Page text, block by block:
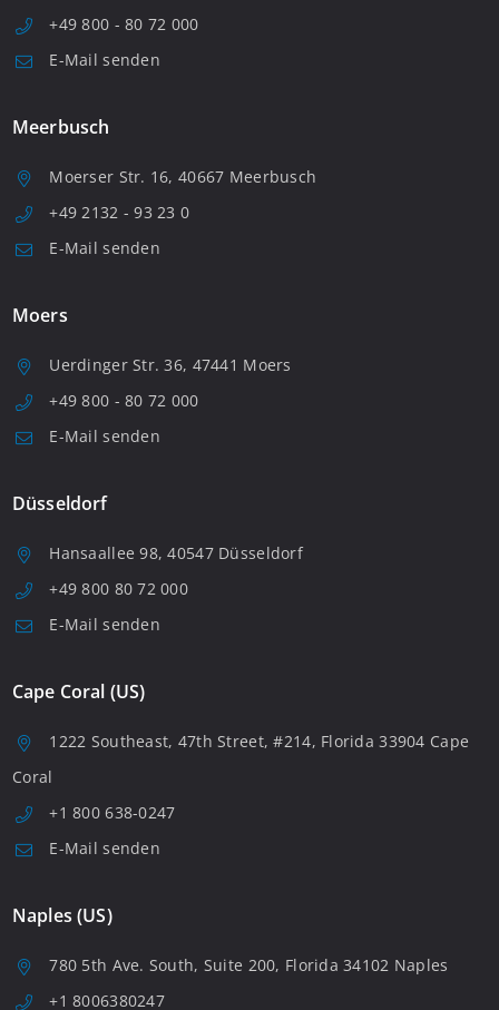
+49 800 - 80 72 000
E-Mail senden
Meerbusch
Moerser Str. 16, 40667 Meerbusch
+49 2132 - 93 23 0
E-Mail senden
Moers
Uerdinger Str. 36, 47441 Moers
+49 800 - 80 72 000
E-Mail senden
Düsseldorf
Hansaallee 98, 40547 Düsseldorf
+49 800 80 72 000
E-Mail senden
Cape Coral (US)
1222 Southeast, 47th Street, #214, Florida 33904 Cape
Coral
+1 800 638-0247
E-Mail senden
Naples (US)
780 5th Ave. South, Suite 200, Florida 34102 Naples
+1 8006380247